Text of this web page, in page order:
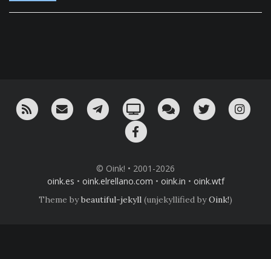
RSS ¡Mándame un email!¡Nuestro canal en Telegram!
Oink! TV Charla con nosotros
Twitter
© Oink! • 2001-2026
oink.es • oink.elrellano.com • oink.in • oink.wtf
Theme bybeautiful-jekyll (unjekyllified byOink!)